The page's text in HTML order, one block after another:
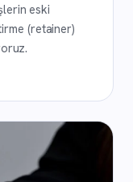
eski
(retainer)